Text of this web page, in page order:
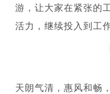
游，让大家在紧张的
活力，继续投入到工作
天朗气清，惠风和畅